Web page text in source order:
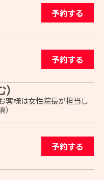
予約する
予約する
客様は女性院長が担当し
予約する